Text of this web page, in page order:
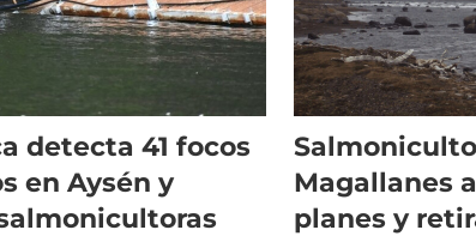
detecta 41 focos
y
Magallanes
planes y